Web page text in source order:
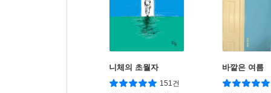
니체의 초월자
151건
바깥은 여름